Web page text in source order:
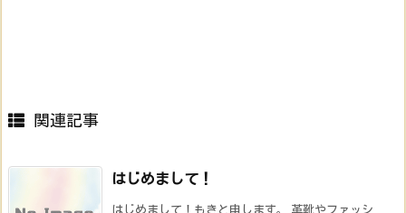
関連記事
はじめまして！
はじめまして！もきと申します。 革靴やファッシ